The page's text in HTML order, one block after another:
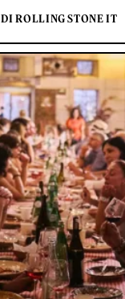
DI ROLLING STONE IT